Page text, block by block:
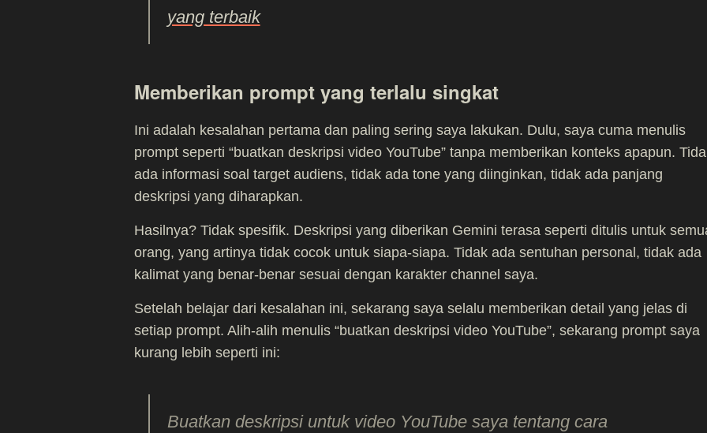
yang terbaik
Memberikan prompt yang terlalu singkat
Ini adalah kesalahan pertama dan paling sering saya lakukan. Dulu, saya cuma menulis
prompt seperti “buatkan deskripsi video YouTube” tanpa memberikan konteks apapun.
ada informasi soal target audiens, tidak ada tone yang diinginkan, tidak ada panjang
deskripsi yang diharapkan.
Hasilnya? Tidak spesifik. Deskripsi yang diberikan Gemini terasa seperti ditulis untuk
orang, yang artinya tidak cocok untuk siapa-siapa. Tidak ada sentuhan personal, tidak ada
kalimat yang benar-benar sesuai dengan karakter channel saya.
Setelah belajar dari kesalahan ini, sekarang saya selalu memberikan detail yang jelas di
setiap prompt. Alih-alih menulis “buatkan deskripsi video YouTube”, sekarang prompt saya
kurang lebih seperti ini:
Buatkan deskripsi untuk video YouTube saya tentang cara